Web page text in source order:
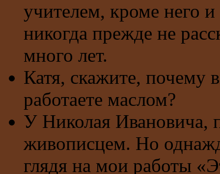
учителем, кроме него
никогда прежде не
много лет.
Катя, скажите, почему
работаете маслом?
У Николая Ивановича,
живописцем. Но
глядя на мои работы